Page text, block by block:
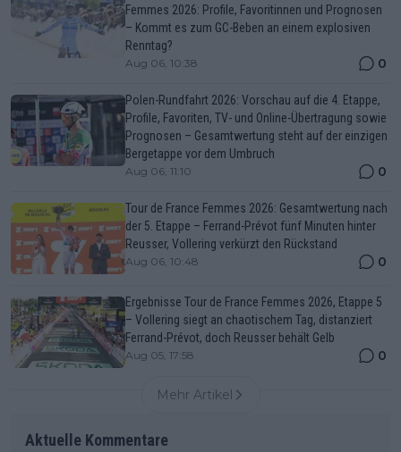
Femmes 2026: Profile, Favoritinnen und Prognosen
– Kommt es zum GC-Beben an einem explosiven
Renntag?
Aug 06, 10:38 0
Polen-Rundfahrt 2026: Vorschau auf die 4. Etappe,
Profile, Favoriten, TV- und Online-Übertragung sowie
Prognosen – Gesamtwertung steht auf der einzigen
Bergetappe vor dem Umbruch
Aug 06, 11:10 0
Tour de France Femmes 2026: Gesamtwertung nach
der 5. Etappe – Ferrand-Prévot fünf Minuten hinter
Reusser, Vollering verkürzt den Rückstand
Aug 06, 10:48 0
Ergebnisse Tour de France Femmes 2026, Etappe 5
– Vollering siegt an chaotischem Tag, distanziert
Ferrand-Prévot, doch Reusser behält Gelb
Aug 05, 17:58 0
Mehr Artikel
Aktuelle Kommentare